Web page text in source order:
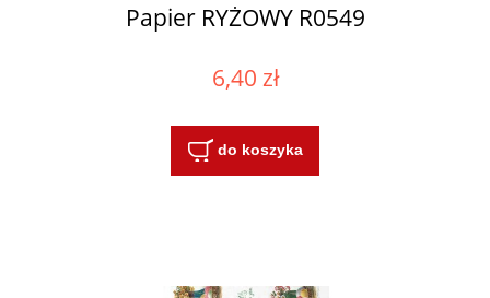
Papier RYŻOWY R0549
6,40 zł
do koszyka